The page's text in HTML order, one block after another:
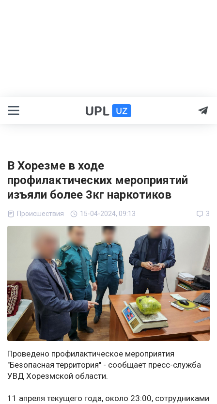
В Хорезме в ходе
профилактических мероприятий
изъяли более 3кг наркотиков
Происшествия 15-04-2024, 09:13 3
Проведено профилактическое мероприятия
"Безопасная территория" - сообщает пресс-служба
УВД Хорезмской области.
11 апреля текущего года, около 23:00, сотрудниками